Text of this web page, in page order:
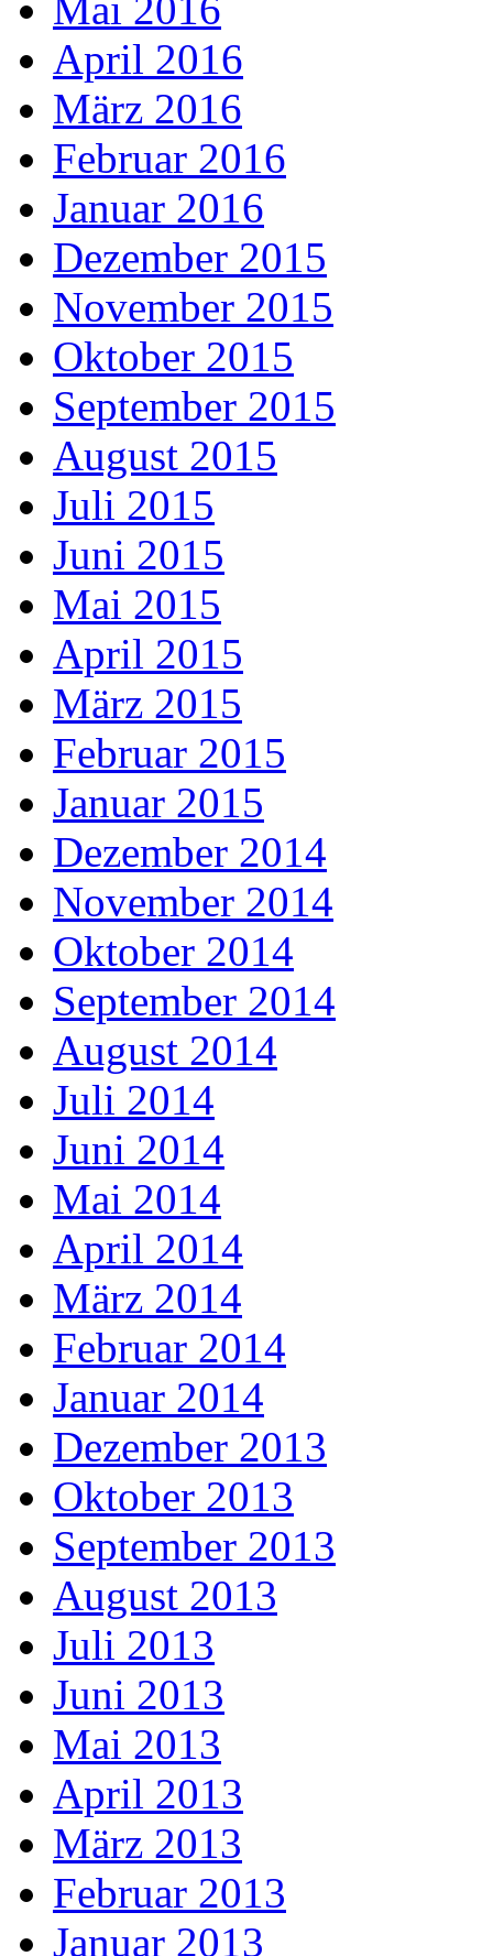
Mai 2016
April 2016
März 2016
Februar 2016
Januar 2016
Dezember 2015
November 2015
Oktober 2015
September 2015
August 2015
Juli 2015
Juni 2015
Mai 2015
April 2015
März 2015
Februar 2015
Januar 2015
Dezember 2014
November 2014
Oktober 2014
September 2014
August 2014
Juli 2014
Juni 2014
Mai 2014
April 2014
März 2014
Februar 2014
Januar 2014
Dezember 2013
Oktober 2013
September 2013
August 2013
Juli 2013
Juni 2013
Mai 2013
April 2013
März 2013
Februar 2013
Januar 2013